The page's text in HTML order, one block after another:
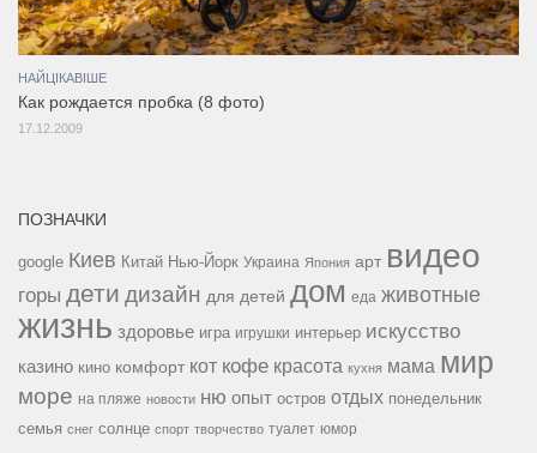
НАЙЦІКАВІШЕ
Как рождается пробка (8 фото)
17.12.2009
ПОЗНАЧКИ
google Киев Китай Нью-Йорк Украина Япония арт видео
горы дети дизайн для детей дом еда животные
жизнь здоровье игра игрушки интерьер искусство
казино кино комфорт кот кофе красота кухня мама мир
море на пляже новости ню опыт остров отдых понедельник
семья снег солнце спорт творчество туалет юмор